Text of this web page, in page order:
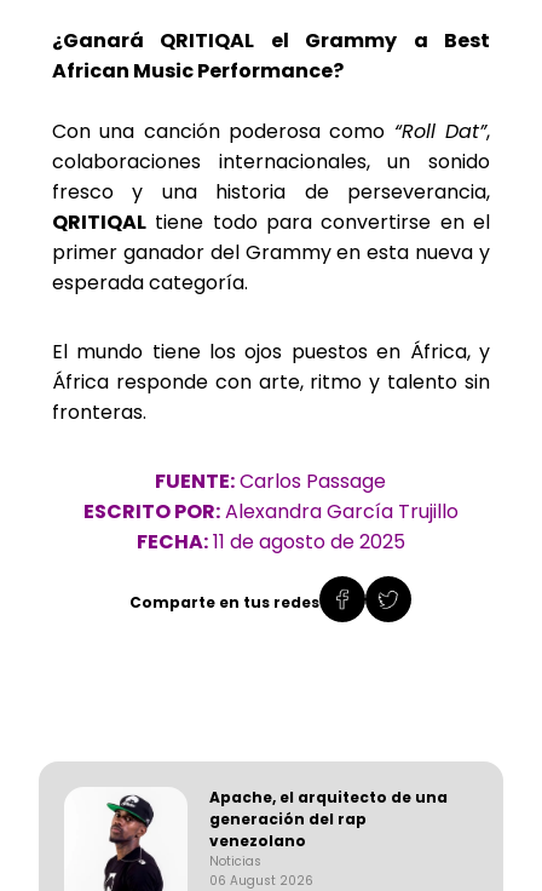
Apache, el arquitecto de una
generación del rap
venezolano
Noticias
06 August 2026
¿Ganará QRITIQAL el Grammy a Best
African Music Performance?
Con una canción poderosa como “Roll Dat”,
colaboraciones internacionales, un sonido
fresco y una historia de perseverancia,
QRITIQALtiene todo para convertirse en el
primer ganador del Grammy en esta nueva y
esperada categoría.
El mundo tiene los ojos puestos en África, y
África responde con arte, ritmo y talento sin
fronteras.
FUENTE:Carlos Passage
ESCRITO POR:Alexandra García Trujillo
FECHA:11 de agosto de 2025
Comparte en tus redes